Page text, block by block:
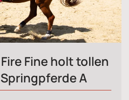
Fine holt tollen
A